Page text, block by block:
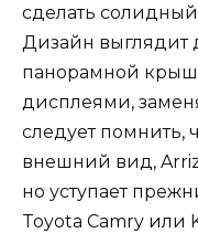
сделать
Дизайн выглядит
панорамной
дисплеями,
следует помнить,
внешний вид,
но уступает
Toyota Camry или